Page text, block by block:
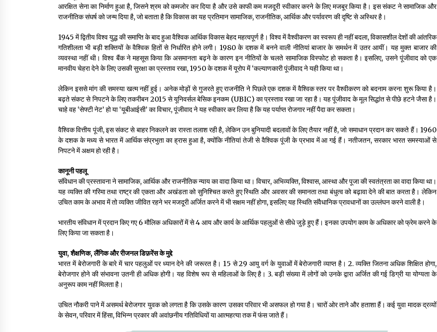
आरक्षित सेना का निर्माण हुआ है, जिसने श्रम को कमजोर कर दिया है और उसे काफी कम मजदूरी स्वीकार करने के लिए मजबूर किया है। इस संकट ने सामाजिक और
राजनीतिक संघर्ष को जन्म दिया है, जो बताता है कि विकास का यह प्रतिमान सामाजिक, राजनीतिक, आर्थिक और पर्यावरण की दृष्टि से अस्थिर है।
1945 में द्वितीय विश्व युद्ध की समाप्ति के बाद हुआ वैश्विक आर्थिक विकास बेहद महत्वपूर्ण है। विश्व में वैश्वीकरण का स्वरूप ही नहीं बदला, विकासशील देशों की आंतरिक
गतिशीलता भी बड़ी शक्तियों के वैश्विक हितों से निर्धारित होने लगी। 1980 के दशक में बनने वाली नीतियां बाजार के समर्थन में उतर आयीं। यह मुक्त बाजार की
व्यवस्था नहीं थी। विश्व बैंक ने महसूस किया कि असमानता बढ़ने के कारण इन नीतियों के चलते सामाजिक विस्फोट हो सकता है। इसलिए, उसने पूंजीवाद को एक
मानवीय चेहरा देने के लिए उसकी सुरक्षा का प्रस्ताव रखा, 1950 के दशक में यूरोप में ‘कल्याणकारी पूंजीवाद ने यही किया था।
लेकिन इससे मांग की समस्या खत्म नहीं हुई। अनेक मोड़ों से गुजरते हुए राजनीति ने पिछले एक दशक में वैश्विक स्तर पर वैश्वीकरण को बदनाम करना शुरू किया है।
बढ़ते संकट से निपटने के लिए तकरीबन 2015 से यूनिवर्सल बेसिक इनकम (UBIC) का प्रस्ताव रखा जा रहा है। यह पूंजीवाद के मूल सिद्धांत से पीछे हटने जैसा है।
चाहे वह ‘सेफ्टी नेट’ हो या ‘यूबीआईसी’ का विचार, पूंजीवाद ने यह स्वीकार कर लिया है कि यह पर्याप्त रोजगार नहीं पैदा कर सकता।
वैश्विक वित्तीय पूंजी, इस संकट से बाहर निकलने का रास्ता तलाश रही है, लेकिन उन बुनियादी बदलावों के लिए तैयार नहीं है, जो समाधान प्रदान कर सकते हैं। 1960
के दशक के मध्य से भारत में आर्थिक संप्रभुता का ह्रास हुआ है, क्योंकि नीतियां तेजी से वैश्विक पूंजी के प्रभाव में आ गई हैं। नतीजतन, सरकार भारत समस्याओं से
निपटने में अक्षम हो रही है।
कानूनी पहलू
संविधान की प्रस्तावना ने सामाजिक, आर्थिक और राजनीतिक न्याय का वादा किया था। विचार, अभिव्यक्ति, विश्वास, आस्था और पूजा की स्वतंत्रता का वादा किया था।
यह व्यक्ति की गरिमा तथा राष्ट्र की एकता और अखंडता को सुनिश्चित करते हुए स्थिति और अवसर की समानता तथा बंधुत्व को बढ़ावा देने की बात करता है। लेकिन
उचित काम के अभाव में तो व्यक्ति जीवित रहने भर मजदूरी अर्जित करने में भी सक्षम नहीं होगा, इसलिए यह स्थिति संवैधानिक प्रावधानों का उल्लंघन करने वाली है।
भारतीय संविधान में प्रदान किए गए 6 मौलिक अधिकारों में से 4 आय और कार्य के आर्थिक पहलुओं से सीधे जुड़े हुए हैं। इनका उपयोग काम के अधिकार को फ्रेम करने के
लिए किया जा सकता है।
युवा, शैक्षणिक, लैंगिक और रीजनल डिफ़रेंस के मुद्दे
भारत में बेरोजगारी के बारे में चार पहलुओं पर ध्यान देने की जरूरत है। 15 से 29 आयु वर्ग के युवाओं में बेरोजगारी व्याप्त है। 2. व्यक्ति जितना अधिक शिक्षित होगा,
बेरोजगार होने की संभावना उतनी ही अधिक होगी। यह विशेष रूप से महिलाओं के लिए है। 3. बड़ी संख्या में लोगों को उनके द्वारा अर्जित की गई डिग्री या योग्यता के
अनुरूप काम नहीं मिलता है।
उचित नौकरी पाने में असमर्थ बेरोजगार युवक को लगता है कि उसके कारण उसका परिवार भी असफल हो गया है। चारों ओर ताने और हताशा हैं। कई युवा मादक द्रव्यों
के सेवन, परिवार में हिंसा, विभिन्न प्रकार की अवांछनीय गतिविधियों या आत्महत्या तक में फंस जाते हैं।